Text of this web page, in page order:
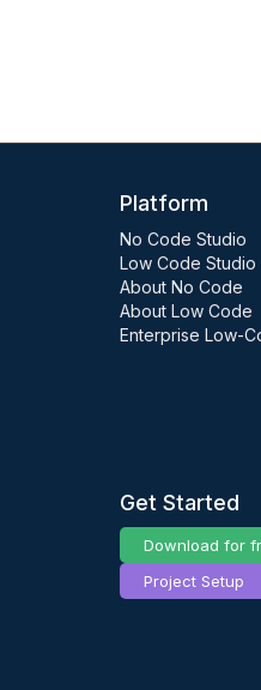
Platform
No Code Studio
Low Code Studio
About No Code
About Low Code
Enterprise Low-
Get Started
Download for
Project Setup